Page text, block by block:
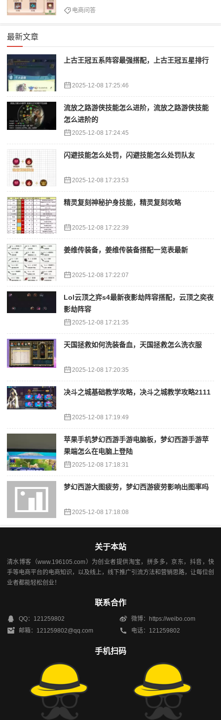
电商问答
最新文章
上古王冠五系阵容最强搭配，上古王冠五星排行
2025-12-08 17:25:46
流放之路游侠技能怎么进阶，流放之路游侠技能
怎么进阶的
2025-12-08 17:24:45
闪避技能怎么处罚，闪避技能怎么处罚队友
2025-12-08 17:23:53
精灵复刻神秘护身技能，精灵复刻攻略
2025-12-08 17:22:39
姜维传装备，姜维传装备搭配一览表最新
2025-12-08 17:22:07
Lol云顶之弈s4最新夜影劫阵容搭配，云顶之奕夜
影劫阵容
2025-12-08 17:21:35
天国拯救如何洗装备血，天国拯救怎么洗衣服
2025-12-08 17:20:35
决斗之城基础教学攻略，决斗之城教学攻略2111
2025-12-08 17:19:49
苹果手机梦幻西游手游电脑板，梦幻西游手游苹
果端怎么在电脑上登陆
2025-12-08 17:18:31
梦幻西游大图疲劳，梦幻西游疲劳影响出图率吗
2025-12-08 17:18:08
关于本站
清水博客（www.196105.com）为创业者提供淘宝，拼多多，京东，抖音，快
手等电商平台的电商知识，以及线上，线下推广引流方法和营销思路，让每位创
业者都能轻松创业！
联系合作
QQ：121259802
微博：https://weibo.com
邮箱：121259802@qq.com
电话：121259802
手机扫码